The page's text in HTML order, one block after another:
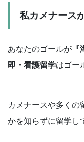
私カメナース
あなたのゴールが
即・看護留学はゴー
カメナースや多くの
かを知らずに留学し